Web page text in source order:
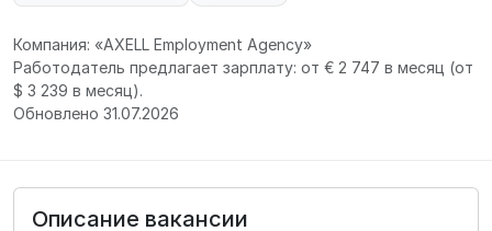
Компания: «AXELL Employment Agency»
Работодатель предлагает зарплату: от € 2 747 в месяц (от
$ 3 239 в месяц).
Обновлено 31.07.2026
Описание вакансии